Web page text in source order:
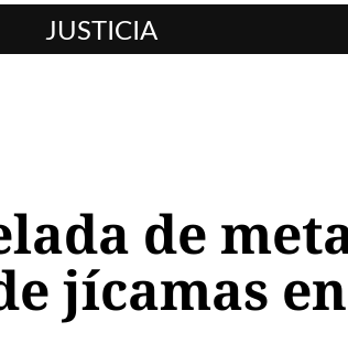
JUSTICIA
de
jícamas